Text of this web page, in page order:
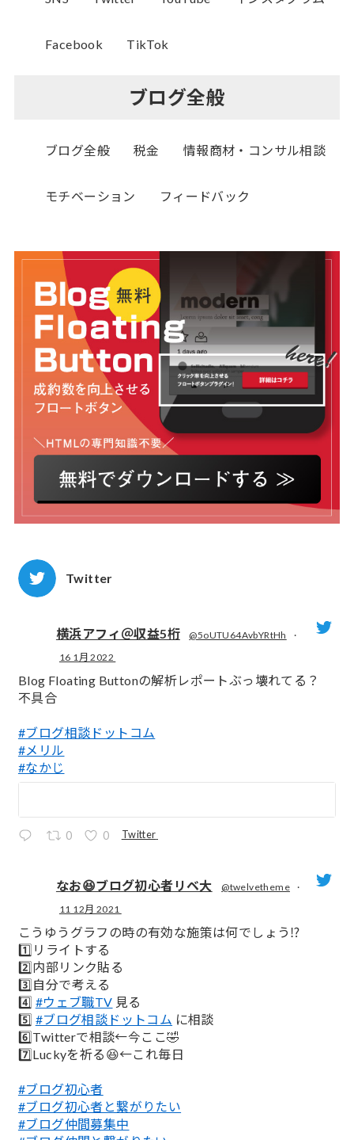
Facebook TikTok
ブログ全般
ブログ全般 税金 情報商材・コンサル相談
モチベーション フィードバック
Twitter
横浜アフィ＠収益5桁 @5oUTU64AvbYRtHh
·
16 1月 2022
Blog Floating Buttonの解析レポートぶっ壊れてる？
不具合
#ブログ相談ドットコム
#メリル
#なかじ
0 0 Twitter
なお😆ブログ初心者リベ大 @twelvetheme
·
11 12月 2021
こうゆうグラフの時の有効な施策は何でしょう⁉️
1️⃣リライトする
2️⃣内部リンク貼る
3️⃣自分で考える
4️⃣ #ウェブ職TV 見る
5️⃣ #ブログ相談ドットコム に相談
6️⃣Twitterで相談←今ここ🤣
7️⃣Luckyを祈る😆←これ毎日
#ブログ初心者
#ブログ初心者と繋がりたい
#ブログ仲間募集中